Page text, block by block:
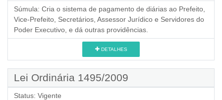
Súmula: Cria o sistema de pagamento de diárias ao Prefeito,
Vice-Prefeito, Secretários, Assessor Jurídico e Servidores do
Poder Executivo, e dá outras providências.
DETALHES
Lei Ordinária 1495/2009
Status: Vigente